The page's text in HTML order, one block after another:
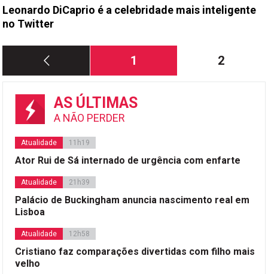
Leonardo DiCaprio é a celebridade mais inteligente
no Twitter
Paginação
dos
conteúdos
Página
1 Página
2
AS ÚLTIMAS
A NÃO PERDER
Atualidade 11h19
Ator Rui de Sá internado de urgência com enfarte
Atualidade 21h39
Palácio de Buckingham anuncia nascimento real em
Lisboa
Atualidade 12h58
Cristiano faz comparações divertidas com filho mais
velho